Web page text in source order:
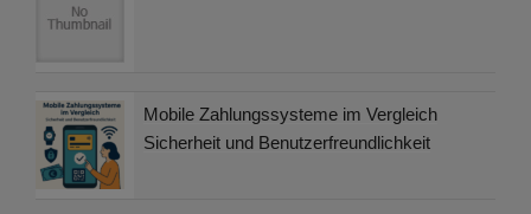
Mobile Zahlungssysteme im Vergleich
Sicherheit und Benutzerfreundlichkeit